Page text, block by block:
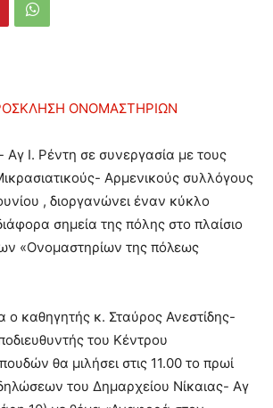
Ι. Ρέντη σε συνεργασία με τους
Αρμενικούς συλλόγους
, διοργανώνει έναν κύκλο
σημεία της πόλης στο πλαίσιο
«Ονομαστηρίων της πόλεως
ο καθηγητής κ. Σταύρος Ανεστίδης-
του Κέντρου
θα μιλήσει στις 11.00 το πρωί
του Δημαρχείου Νίκαιας- Αγ